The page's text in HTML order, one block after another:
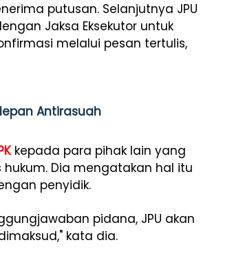
putusan. Selanjutnya JPU
Jaksa Eksekutor untuk
melalui pesan tertulis,
Antirasuah
kepada para pihak lain yang
Dia mengatakan hal itu
penyidik.
pidana, JPU akan
kata dia.